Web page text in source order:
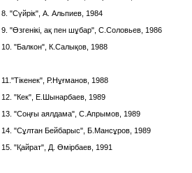
8. "Сүйрік", А. Альпиев, 1984
9. "Өзгенікі, ақ пен шұбар", С.Соловьев, 1986
10. "Балкон", К.Салықов, 1988
11."Тікенек", Р.Нұғманов, 1988
12. "Кек", Е.Шынарбаев, 1989
13. "Соңғы аялдама", С.Апрымов, 1989
14. "Сұлтан Бейбарыс", Б.Мансұров, 1989
15. "Қайрат", Д. Өмірбаев, 1991